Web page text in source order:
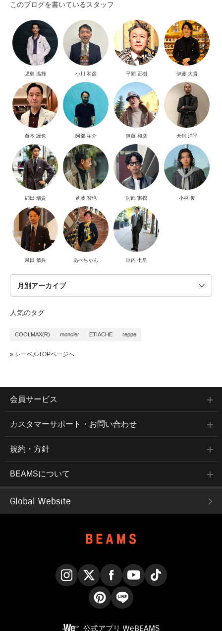
このブログを書いているスタッフ
児島 温輝 小川 和彦 平間 正樹 伊藤 大貴
藤本 謹也 阿部 祐介 無藤 和彦 犬飼 洋平
細田 瑞貴 斉藤 智也 阿部 宙都 小林 俊
泉田 恭兵 あべちゃん 垣内 七星
人気のタグ
COOLMAX(R) moncler ETIACHE reppe
» レーベルTOPページへ
会員サービス
カスタマーサポート・お問い合わせ
規約・方針
BEAMSについて
Global Website
公式アプリ WeBEAMS